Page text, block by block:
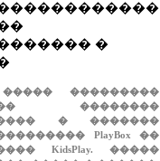
�
���������
��������
� �������
PlayBox ��
KidsPlay. �����